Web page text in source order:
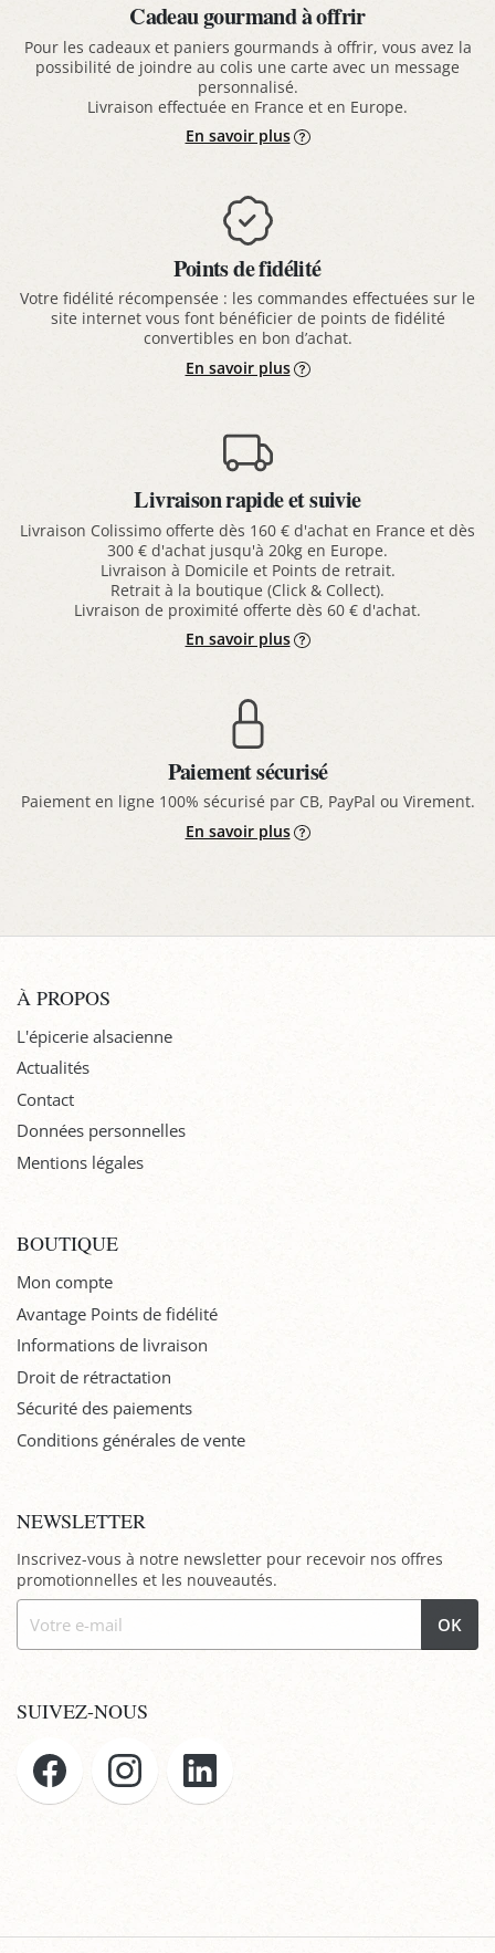
Cadeau gourmand à offrir
Pour les cadeaux et paniers gourmands à offrir, vous avez la
possibilité de joindre au colis une carte avec un message
personnalisé.
Livraison effectuée en France et en Europe.
En savoir plus
Points de fidélité
Votre fidélité récompensée : les commandes effectuées sur le
site internet vous font bénéficier de points de fidélité
convertibles en bon d’achat.
En savoir plus
Livraison rapide et suivie
Livraison Colissimo offerte dès 160 € d'achat en France et dès
300 € d'achat jusqu'à 20kg en Europe.
Livraison à Domicile et Points de retrait.
Retrait à la boutique (Click & Collect).
Livraison de proximité offerte dès 60 € d'achat.
En savoir plus
Paiement sécurisé
Paiement en ligne 100% sécurisé par CB, PayPal ou Virement.
En savoir plus
À PROPOS
L'épicerie alsacienne
Actualités
Contact
Données personnelles
Mentions légales
BOUTIQUE
Mon compte
Avantage Points de fidélité
Informations de livraison
Droit de rétractation
Sécurité des paiements
Conditions générales de vente
NEWSLETTER
Inscrivez-vous à notre newsletter pour recevoir nos offres
promotionnelles et les nouveautés.
OK
SUIVEZ-NOUS